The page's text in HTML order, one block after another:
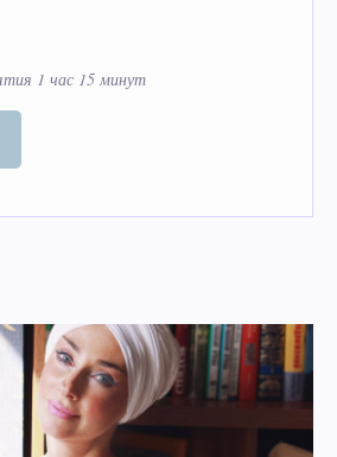
1 час 15 минут